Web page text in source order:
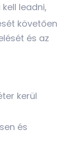
leadni,
követően
és az
kerül
és